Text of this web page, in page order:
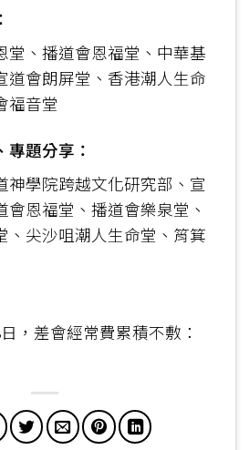
堂、播道會恩福堂、中華基
道會朗屏堂、香港潮人生命
福音堂
題分享：
神學院跨越文化研究部、宣
會恩福堂、播道會樂泉堂、
、尖沙咀潮人生命堂、筲箕
，差會經常費累積不敷：